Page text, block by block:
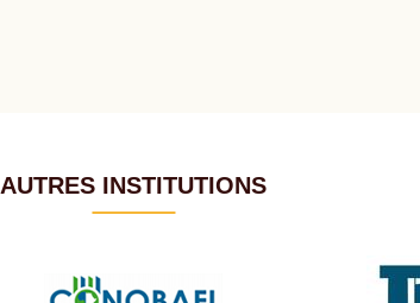
AUTRES INSTITUTIONS